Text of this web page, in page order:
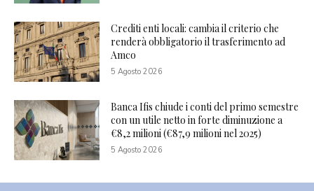
Crediti enti locali: cambia il criterio che
renderà obbligatorio il trasferimento ad
Amco
5 Agosto 2026
Banca Ifis chiude i conti del primo semestre
con un utile netto in forte diminuzione a
€8,2 milioni (€87,9 milioni nel 2025)
5 Agosto 2026